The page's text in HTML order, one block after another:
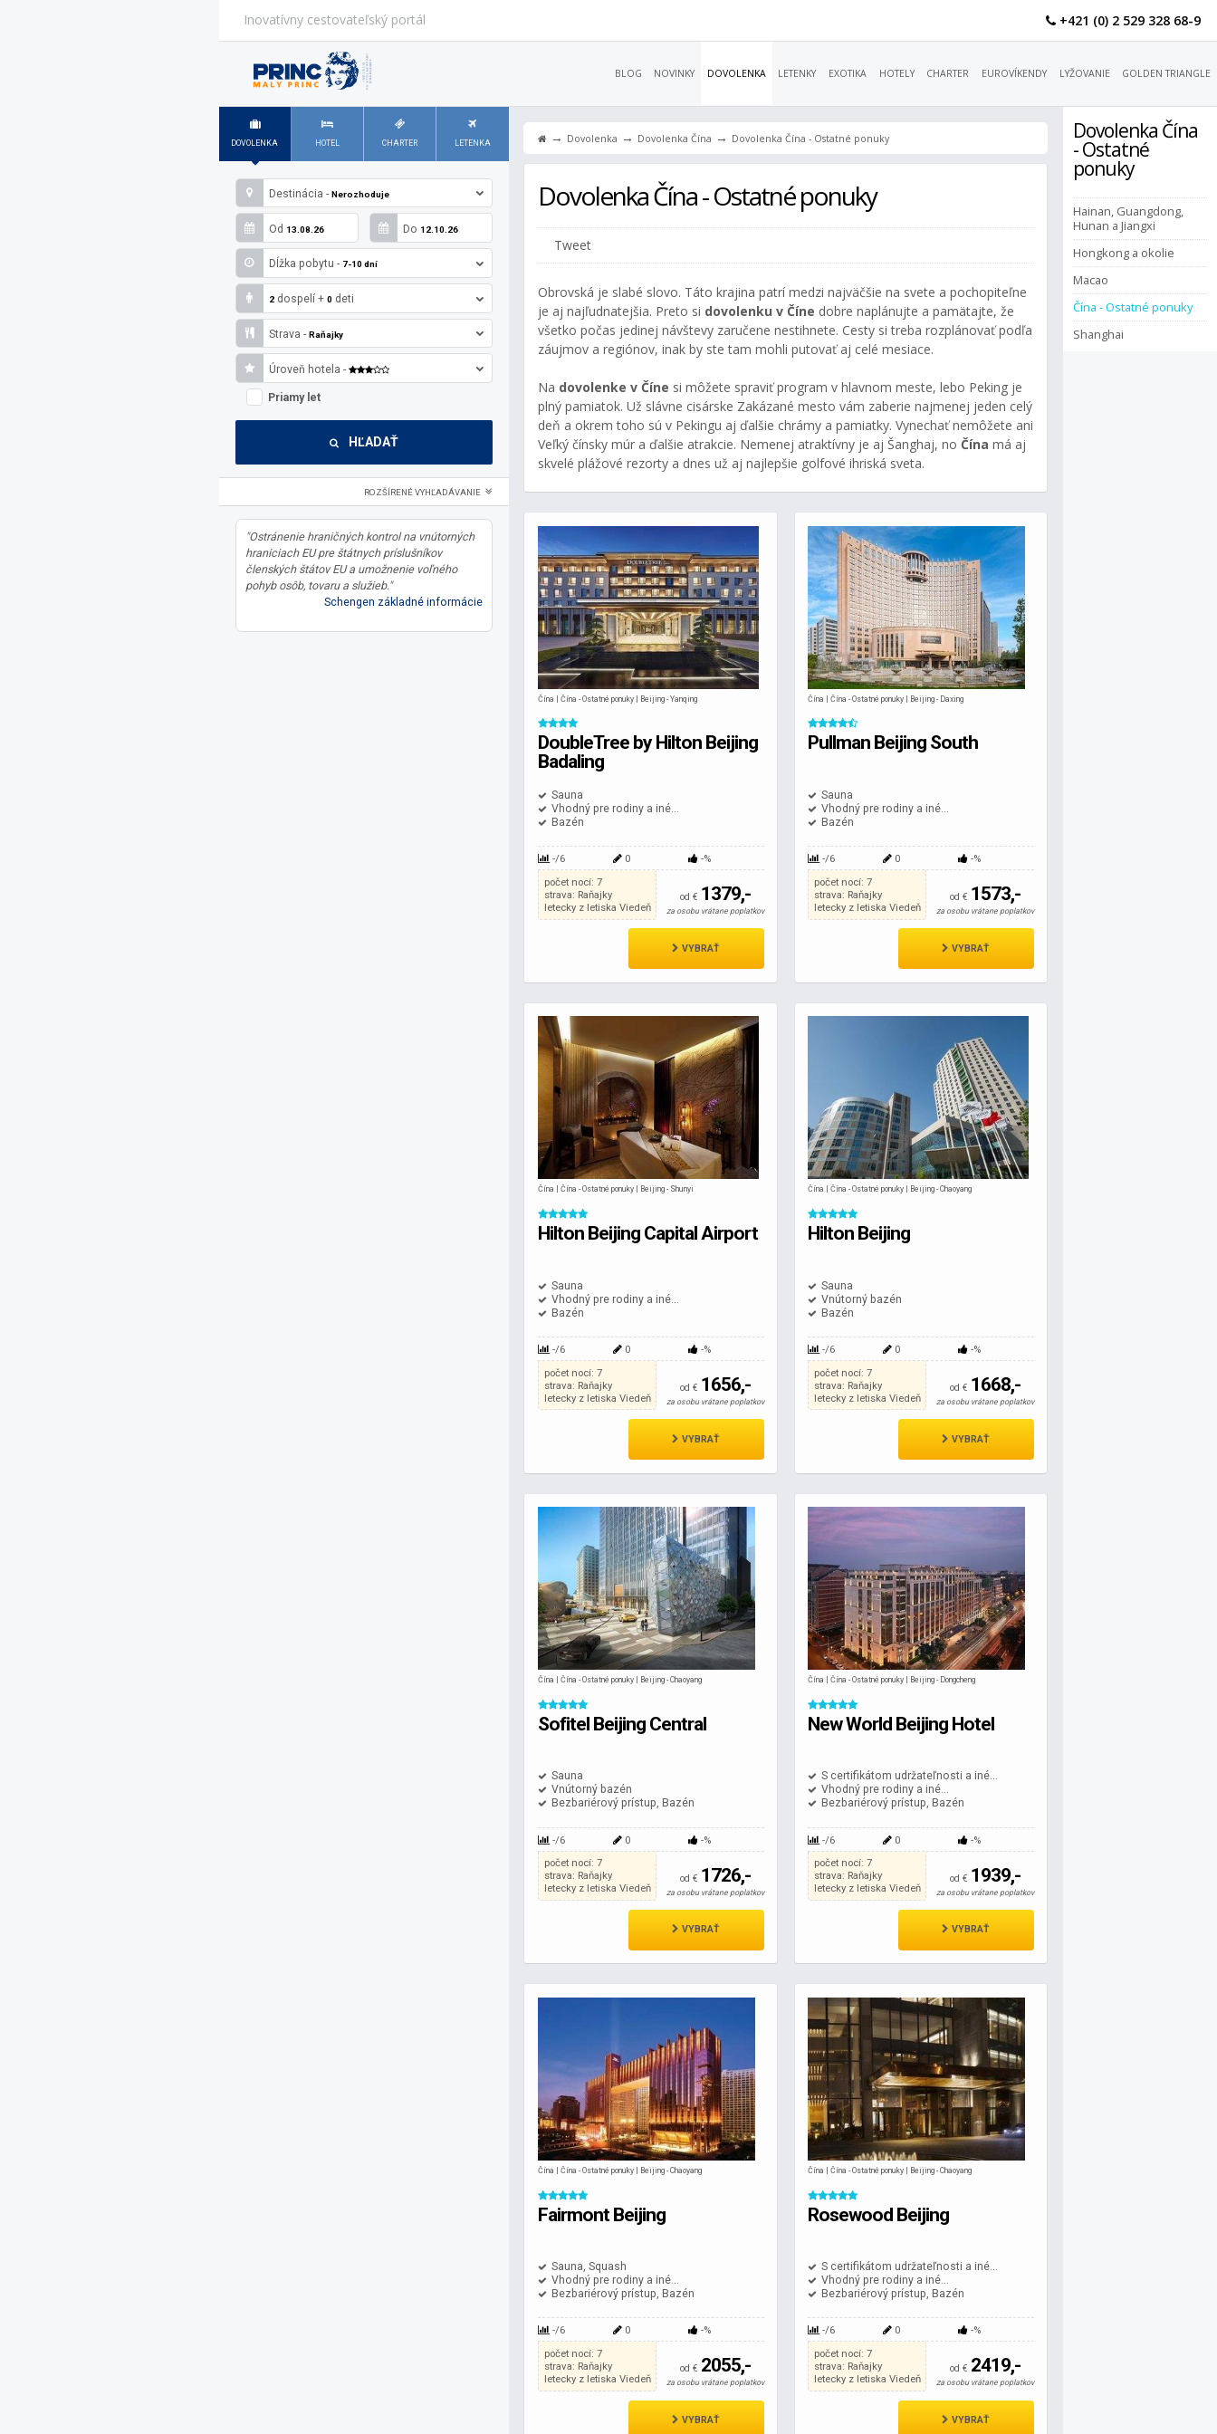
Inovatívny cestovateľský portál +421 (0) 2 529 328 68-9
BLOG NOVINKY DOVOLENKA LETENKY EXOTIKA HOTELY CHARTER EUROVÍKENDY LYŽOVANIE GOLDEN TRIANGLE
DOVOLENKA HOTEL CHARTER LETENKA
Destinácia -Nerozhoduje
Od 13.08.26 Do 12.10.26
Dĺžka pobytu - 7-10 dní
2 dospelí+0 deti
Strava -Raňajky
Úroveň hotela -
Priamy let
HĽADAŤ
ROZŠÍRENÉ VYHĽADÁVANIE
"Ostránenie hraničných kontrol na vnútorných
hraniciach EU pre štátnych príslušníkov
členských štátov EU a umožnenie voľného
pohyb osôb, tovaru a služieb."
Schengen základné informácie
Dovolenka Čína
- Ostatné
ponuky
Hainan, Guangdong,
Hunan a Jiangxi
Hongkong a okolie
Macao
Čína - Ostatné ponuky
Shanghai
→ Dovolenka → Dovolenka Čína → Dovolenka Čína - Ostatné ponuky
Dovolenka Čína - Ostatné ponuky
Tweet
Obrovská je slabé slovo. Táto krajina patrí medzi najväčšie na svete a pochopiteľne
je aj najľudnatejšia. Preto si dovolenku v Číne dobre naplánujte a pamätajte, že
všetko počas jedinej návštevy zaručene nestihnete. Cesty si treba rozplánovať podľa
záujmov a regiónov, inak by ste tam mohli putovať aj celé mesiace.
Na dovolenke v Číne si môžete spraviť program v hlavnom meste, lebo Peking je
plný pamiatok. Už slávne cisárske Zakázané mesto vám zaberie najmenej jeden celý
deň a okrem toho sú v Pekingu aj ďalšie chrámy a pamiatky. Vynechať nemôžete ani
Veľký čínsky múr a ďalšie atrakcie. Nemenej atraktívny je aj Šanghaj, no Čína má aj
skvelé plážové rezorty a dnes už aj najlepšie golfové ihriská sveta.
Čína | Čína - Ostatné ponuky | Beijing - Yanqing
DoubleTree by Hilton Beijing
Badaling
Sauna
Vhodný pre rodiny a iné...
Bazén
-/6 0
-%
počet nocí: 7
strava: Raňajky
letecky z letiska Viedeň
od € 1379,-
za osobu vrátane poplatkov
VYBRAŤ
Čína | Čína - Ostatné ponuky | Beijing - Daxing
Pullman Beijing South
Sauna
Vhodný pre rodiny a iné...
Bazén
-/6 0
-%
počet nocí: 7
strava: Raňajky
letecky z letiska Viedeň
od € 1573,-
za osobu vrátane poplatkov
VYBRAŤ
Čína | Čína - Ostatné ponuky | Beijing - Shunyi
Hilton Beijing Capital Airport
Sauna
Vhodný pre rodiny a iné...
Bazén
-/6 0
-%
počet nocí: 7
strava: Raňajky
letecky z letiska Viedeň
od € 1656,-
za osobu vrátane poplatkov
VYBRAŤ
Čína | Čína - Ostatné ponuky | Beijing - Chaoyang
Hilton Beijing
Sauna
Vnútorný bazén
Bazén
-/6 0
-%
počet nocí: 7
strava: Raňajky
letecky z letiska Viedeň
od € 1668,-
za osobu vrátane poplatkov
VYBRAŤ
Čína | Čína - Ostatné ponuky | Beijing - Chaoyang
Sofitel Beijing Central
Sauna
Vnútorný bazén
Bezbariérový prístup, Bazén
-/6 0
-%
počet nocí: 7
strava: Raňajky
letecky z letiska Viedeň
od € 1726,-
za osobu vrátane poplatkov
VYBRAŤ
Čína | Čína - Ostatné ponuky | Beijing - Dongcheng
New World Beijing Hotel
S certifikátom udržateľnosti a iné...
Vhodný pre rodiny a iné...
Bezbariérový prístup, Bazén
-/6 0
-%
počet nocí: 7
strava: Raňajky
letecky z letiska Viedeň
od € 1939,-
za osobu vrátane poplatkov
VYBRAŤ
Čína | Čína - Ostatné ponuky | Beijing - Chaoyang
Fairmont Beijing
Sauna, Squash
Vhodný pre rodiny a iné...
Bezbariérový prístup, Bazén
-/6 0
-%
počet nocí: 7
strava: Raňajky
letecky z letiska Viedeň
od € 2055,-
za osobu vrátane poplatkov
VYBRAŤ
Čína | Čína - Ostatné ponuky | Beijing - Chaoyang
Rosewood Beijing
S certifikátom udržateľnosti a iné...
Vhodný pre rodiny a iné...
Bezbariérový prístup, Bazén
-/6 0
-%
počet nocí: 7
strava: Raňajky
letecky z letiska Viedeň
od € 2419,-
za osobu vrátane poplatkov
VYBRAŤ